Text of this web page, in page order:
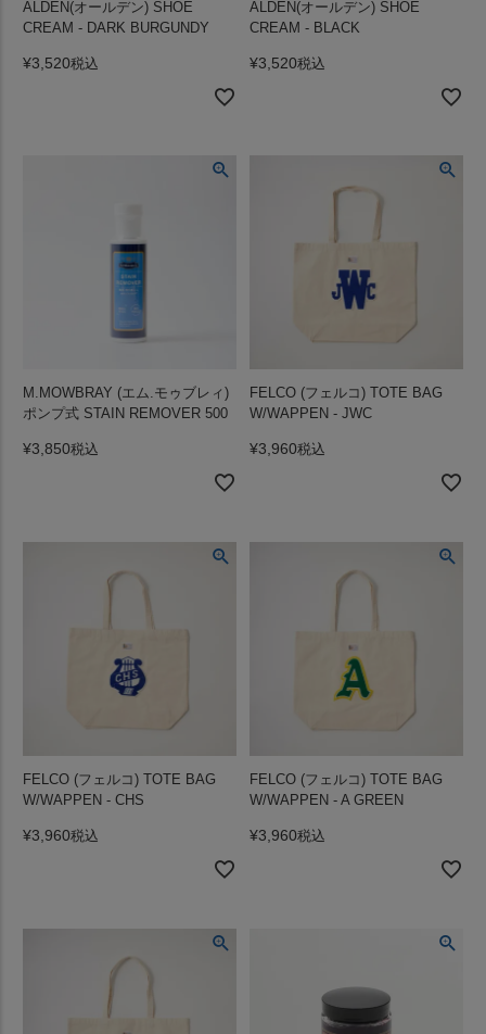
ALDEN(オールデン) SHOE
CREAM - DARK BURGUNDY
¥3,520税込
ALDEN(オールデン) SHOE
CREAM - BLACK
¥3,520税込
M.MOWBRAY (エム.モゥブレィ)
ポンプ式 STAIN REMOVER 500
¥3,850税込
FELCO (フェルコ) TOTE BAG
W/WAPPEN - JWC
¥3,960税込
FELCO (フェルコ) TOTE BAG
W/WAPPEN - CHS
¥3,960税込
FELCO (フェルコ) TOTE BAG
W/WAPPEN - A GREEN
¥3,960税込